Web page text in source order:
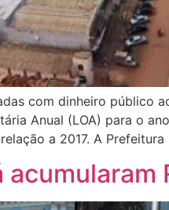
com dinheiro público
Anual (LOA) para o
a 2017. A